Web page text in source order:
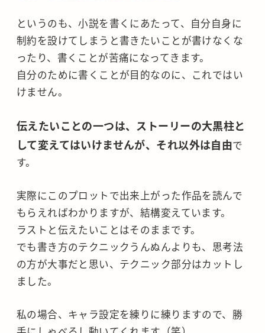
というのも、小説を書くにあたって、自分自身に
制約を設けてしまうと書きたいことが書けなくな
ったり、書くことが苦痛になってきます。
自分のために書くことが目的なのに、これではい
けません。
伝えたいことの一つは、ストーリーの大黒柱と
して変えてはいけませんが、それ以外は自由で
す。
実際にこのプロットで出来上がった作品を読んで
もらえればわかりますが、結構変えています。
ラストと伝えたいことはそのままです。
でも書き方のテクニックうんぬんよりも、思考法
の方が大事だと思い、テクニック部分はカットし
ました。
私の場合、キャラ設定を練りに練りますので、勝